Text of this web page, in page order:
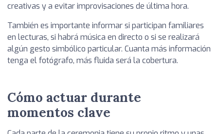
creativas y a evitar improvisaciones de última hora.
También es importante informar si participan familiares
en lecturas, si habrá música en directo o si se realizará
algún gesto simbólico particular. Cuanta más información
tenga el fotógrafo, más fluida será la cobertura.
Cómo actuar durante
momentos clave